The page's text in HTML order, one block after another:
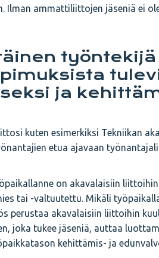
Ilman ammattiliittojen jäseniä ei
työntekijä
ja
kuten esimerkiksi Tekniikan
etua ajavaan
on akavalaisiin
tai -valtuutettu. Mikäli
perustaa akavalaisiin liittoihin
joka tukee jäseniä, auttaa
kehittämis- ja